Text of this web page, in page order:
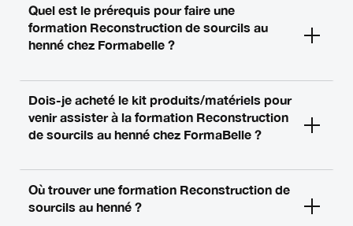
Quel est le prérequis pour faire une
formation Reconstruction de sourcils au
henné chez Formabelle ?
Dois-je acheté le kit produits/matériels pour
venir assister à la formation Reconstruction
de sourcils au henné chez FormaBelle ?
Où trouver une formation Reconstruction de
sourcils au henné ?